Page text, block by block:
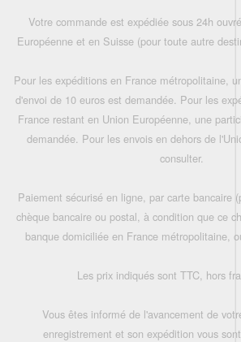
Votre commande est expédiée sous 24h
Européenne et en Suisse (pour toute autre
Pour les expéditions en France métropolitaine,
d'envoi de 10 euros est demandée. Pour les
France restant en Union Européenne, une
demandée. Pour les envois en dehors de
consulter.
Paiement sécurisé en ligne, par carte bancaire
chèque bancaire ou postal, à condition que ce
banque domiciliée en France métropolitaine,
Les prix indiqués sont TTC, hors
Vous êtes informé de l'avancement de
enregistrement et son expédition vous